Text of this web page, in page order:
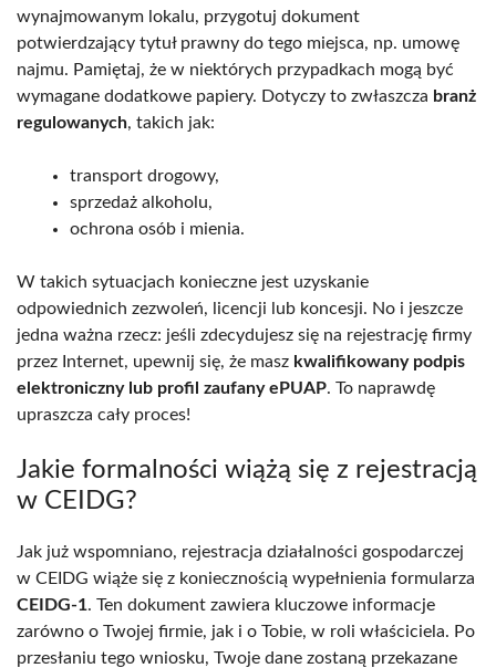
wynajmowanym lokalu, przygotuj dokument
potwierdzający tytuł prawny do tego miejsca, np. umowę
najmu. Pamiętaj, że w niektórych przypadkach mogą być
wymagane dodatkowe papiery. Dotyczy to zwłaszcza branż
regulowanych, takich jak:
transport drogowy,
sprzedaż alkoholu,
ochrona osób i mienia.
W takich sytuacjach konieczne jest uzyskanie
odpowiednich zezwoleń, licencji lub koncesji. No i jeszcze
jedna ważna rzecz: jeśli zdecydujesz się na rejestrację firmy
przez Internet, upewnij się, że masz kwalifikowany podpis
elektroniczny lub profil zaufany ePUAP. To naprawdę
upraszcza cały proces!
Jakie formalności wiążą się z rejestracją
w CEIDG?
Jak już wspomniano, rejestracja działalności gospodarczej
w CEIDG wiąże się z koniecznością wypełnienia formularza
CEIDG-1. Ten dokument zawiera kluczowe informacje
zarówno o Twojej firmie, jak i o Tobie, w roli właściciela. Po
przesłaniu tego wniosku, Twoje dane zostaną przekazane